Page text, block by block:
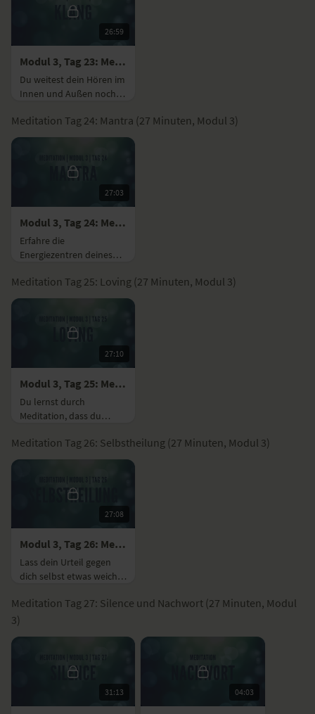
26:59
Modul 3, Tag 23: Meditation mit Fokus Klang
Du weitest dein Hören im
Innen und Außen noch
um dein Sein erfahren zu
können.
Meditation Tag 24: Mantra (27 Minuten, Modul 3)
27:03
Modul 3, Tag 24: Meditation mit Fokus Mantra
Erfahre die
Energiezentren deines
Wiederholung des
Gayatri Mantras.
Meditation Tag 25: Loving (27 Minuten, Modul 3)
27:10
Modul 3, Tag 25: Meditation mit Fokus Loving
Du lernst durch
Meditation, dass du
Emotionen nicht hilflos
ausgeliefert sein musst.
Meditation Tag 26: Selbstheilung (27 Minuten, Modul 3)
27:08
Modul 3, Tag 26: Meditation mit Fokus Selbstheilung
Lass dein Urteil gegen
dich selbst etwas weicher
heilen.
Meditation Tag 27: Silence und Nachwort (27 Minuten, Modul
3)
31:13 04:03